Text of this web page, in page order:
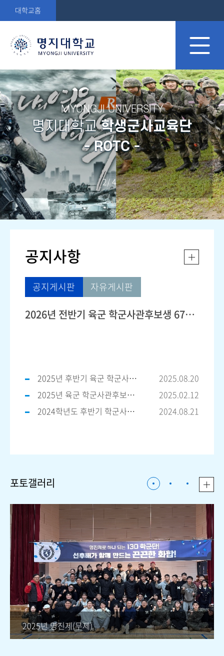
대학교홈
MYONGJI UNIVERSITY
명지대학교학생군사교육단
- ROTC -
2/4
공지사항
공지게시판
2026년 전반기 육군 학군사관후보생 67·68기 선발
2025년 후반기 육군 학군사관후보생 66·67기 선발
2025.08.20
2025년 육군 학군사관후보생 66·67기 선발계획 공
2025.02.12
2024학년도 후반기 학군사관 65기 66기 모집 공고
2024.08.21
자유게시판
포토갤러리
2025년 명진제(무제)